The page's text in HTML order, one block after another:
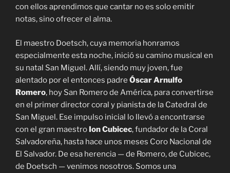
con ellos aprendimos que cantar no es solo emitir
notas, sino ofrecer el alma.
El maestro Doetsch, cuya memoria honramos
especialmente esta noche, inició su camino musical en
su natal San Miguel. Allí, siendo muy joven, fue
alentado por el entonces padre Óscar Arnulfo
Romero, hoy San Romero de América, para convertirse
en el primer director coral y pianista de la Catedral de
San Miguel. Ese impulso inicial lo llevó a encontrarse
con el gran maestro Ion Cubicec, fundador de la Coral
Salvadoreña, hasta hace unos meses Coro Nacional de
El Salvador. De esa herencia — de Romero, de Cubicec,
de Doetsch — venimos nosotros. Somos una